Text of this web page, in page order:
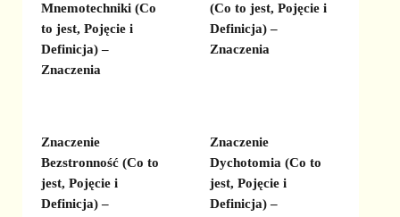
Mnemotechniki (Co
to jest, Pojęcie i
Definicja) –
Znaczenia
(Co to jest, Pojęcie i
Definicja) –
Znaczenia
Znaczenie
Bezstronność (Co to
jest, Pojęcie i
Definicja) –
Znaczenie
Dychotomia (Co to
jest, Pojęcie i
Definicja) –